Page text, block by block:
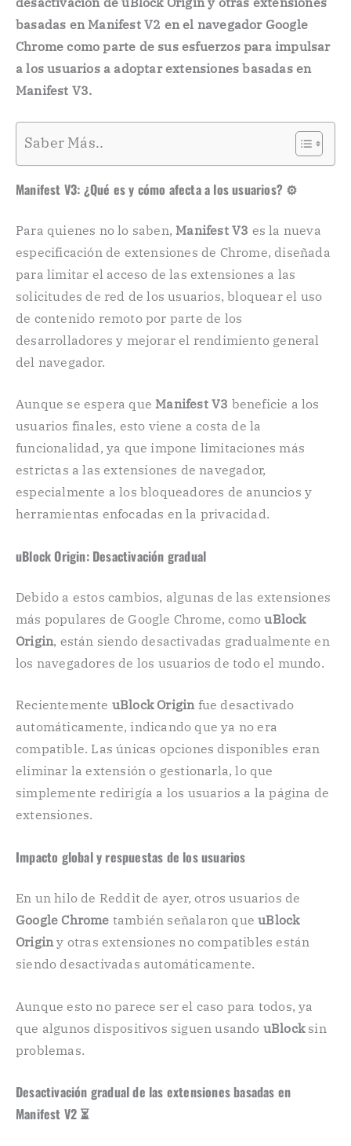
basadas en Manifest V2 en el navegador Google
Chrome como parte de sus esfuerzos para impulsar
a los usuarios a adoptar extensiones basadas en
Manifest V3.
Saber Más..
Manifest V3: ¿Qué es y cómo afecta a los usuarios? ⚙️
Para quienes no lo saben, Manifest V3 es la nueva
especificación de extensiones de Chrome, diseñada
para limitar el acceso de las extensiones a las
solicitudes de red de los usuarios, bloquear el uso
de contenido remoto por parte de los
desarrolladores y mejorar el rendimiento general
del navegador.
Aunque se espera que Manifest V3 beneficie a los
usuarios finales, esto viene a costa de la
funcionalidad, ya que impone limitaciones más
estrictas a las extensiones de navegador,
especialmente a los bloqueadores de anuncios y
herramientas enfocadas en la privacidad.
uBlock Origin: Desactivación gradual
Debido a estos cambios, algunas de las extensiones
más populares de Google Chrome, comouBlock
Origin, están siendo desactivadas gradualmente en
los navegadores de los usuarios de todo el mundo.
Recientemente uBlock Originfue desactivado
automáticamente, indicando que ya no era
compatible. Las únicas opciones disponibles eran
eliminar la extensión o gestionarla, lo que
simplemente redirigía a los usuarios a la página de
extensiones.
Impacto global y respuestas de los usuarios
En un hilo de Reddit de ayer, otros usuarios de
Google Chrome también señalaron queuBlock
Originy otras extensiones no compatibles están
siendo desactivadas automáticamente.
Aunque esto no parece ser el caso para todos, ya
que algunos dispositivos siguen usando uBlocksin
problemas.
Desactivación gradual de las extensiones basadas en
Manifest V2 ⏳